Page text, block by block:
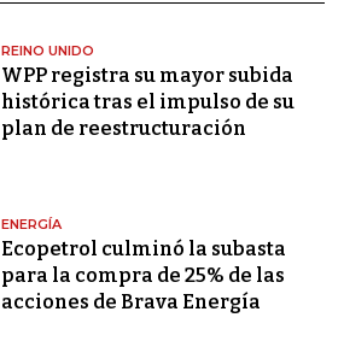
REINO UNIDO
WPP registra su mayor subida
histórica tras el impulso de su
plan de reestructuración
ENERGÍA
Ecopetrol culminó la subasta
para la compra de 25% de las
acciones de Brava Energía